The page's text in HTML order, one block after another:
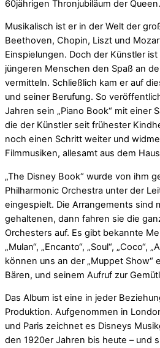
60jährigen Thronjubiläum der Queen.
Musikalisch ist er in der Welt der
Beethoven, Chopin, Liszt und
Einspielungen. Doch der Künstler
jüngeren Menschen den Spaß an
vermitteln. Schließlich kam er auf
und seiner Berufung. So
Jahren sein „Piano Book“ mit einer
die der Künstler seit frühester
noch einen Schritt weiter und
Filmmusiken, allesamt aus dem
„The Disney Book“ wurde von ihm
Philharmonic Orchestra unter der
eingespielt. Die Arrangements sind
gehaltenen, dann fahren sie die
Orchesters auf. Es gibt bekannte
„Mulan“, „Encanto“, „Soul“, „Coco“,
können uns an der „Muppet Show“
Bären, und seinem Aufruf zur
Das Album ist eine in jeder
Produktion. Aufgenommen in
und Paris zeichnet es Disneys
den 1920er Jahren bis heute – und